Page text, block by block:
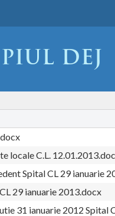
locale C.L.
Spital CL 29 ianuarie
29 ianuarie 2013.docx
31 ianuarie 2012 Spital